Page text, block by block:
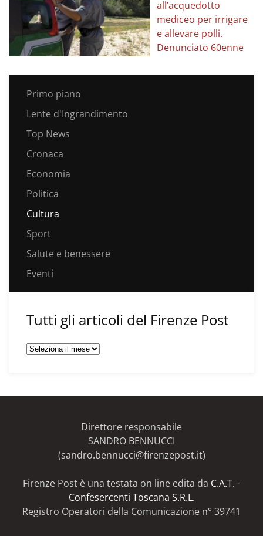
all’acquedotto
mediceo per irrigare
e allevare polli.
Denunciato 60enne
Primo piano
Lente d'Ingrandimento
Top News
Cronaca
Economia
Politica
Cultura
Sport
Salute e benessere
Eventi
Tutti gli articoli del Firenze Post
Tutti
Direttore responsabile
SANDRO BENNUCCI
(sandro.bennucci@firenzepost.it)
Firenze Post è una testata on line edita da C.A.T. -
Confesercenti Toscana S.R.L.
Registro Operatori della Comunicazione n° 39741